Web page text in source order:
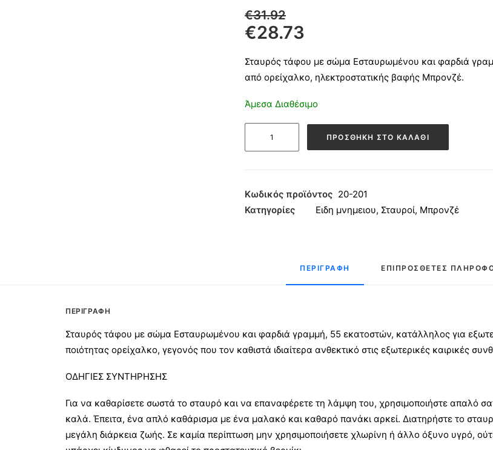
€31.92
€28.73
Σταυρός τάφου με σώμα Εσταυρωμένου και φαρδιά
από ορείχαλκο, ηλεκτροστατικής βαφής Μπρονζέ.
Άμεσα Διαθέσιμο
Μπρονζέ
55εκ
ΠΡΟΣΘΉΚΗ ΣΤΟ ΚΑΛΆΘΙ
Κωδικός προϊόντος 20-201
Κατηγορίες
Ειδη μνημειου, Σταυροί, Μπρονζέ
ΠΕΡΙΓΡΑΦΉ ΕΠΙΠΡΌΣΘΕΤΕΣ
ΠΕΡΙΓΡΑΦΉ
Σταυρός τάφου με σώμα Εσταυρωμένου και φαρδιά γραμμή, 55 εκατοστών, κατάλληλος για
ποιότητας ορείχαλκο, γεγονός που τον καθιστά ιδιαίτερα ανθεκτικό στις εξωτερικές καιρικές
ΟΔΗΓΙΕΣ ΣΥΝΤΗΡΗΣΗΣ
Για να καθαρίσετε σωστά το σταυρό και να επαναφέρετε τη λάμψη του, χρησιμοποιήστε απαλό
καλά. Έπειτα, ένα απλό καθάρισμα με ένα μαλακό και καθαρό πανάκι αρκεί. Διατηρήστε το
μεγάλη διάρκεια ζωής. Σε καμία περίπτωση μην χρησιμοποιήσετε χλωρίνη ή άλλο όξυνο υγρό,